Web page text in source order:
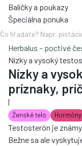
Balíčky a poukazy
Špeciálna ponuka
Herbalus – poctivé
Nízky a vysoký
Nízky a
príznaky,
|
Ženské telo Hormóny
Testosterón je
Bežne sa ale